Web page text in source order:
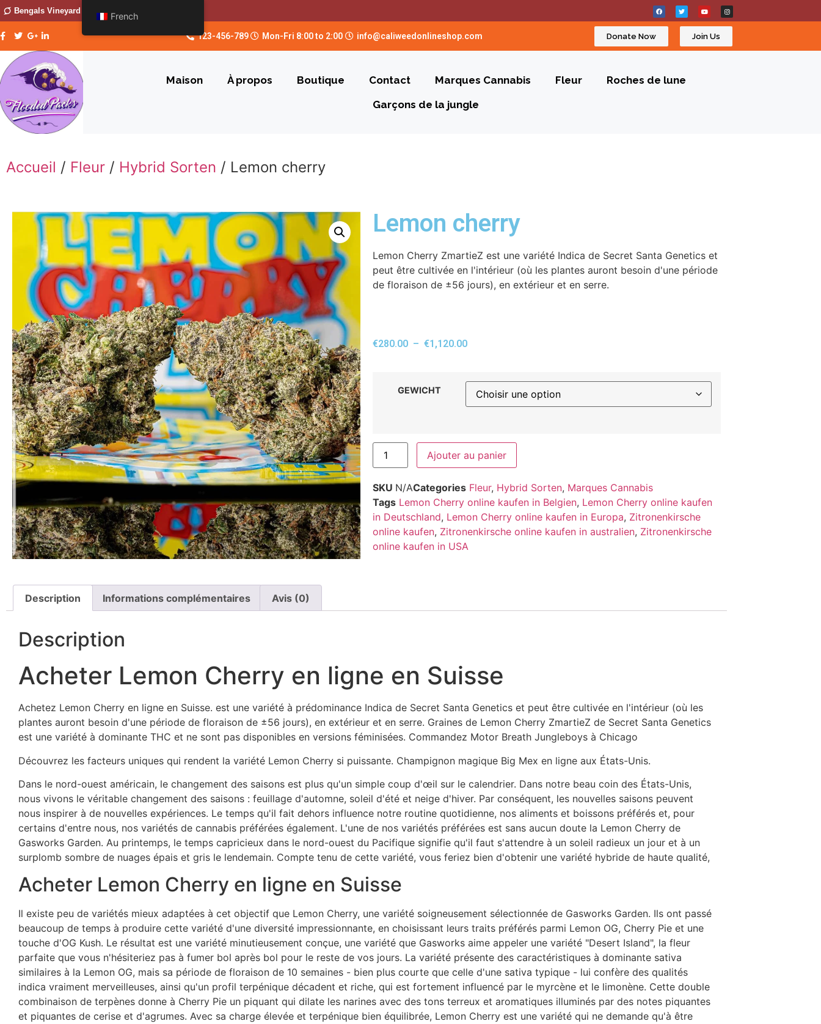
Bengals Vineyard
123-456-789 Mon-Fri 8:00 to 2:00 info@caliweedonlineshop.com Donate Now Join Us
Maison À propos Boutique Contact Marques Cannabis Fleur
Roches de lune
Garçons de la jungle
Accueil / Fleur / Hybrid Sorten / Lemon cherry
Lemon cherry
Lemon Cherry ZmartieZ est une variété Indica de Secret Santa Genetics et
peut être cultivée en l'intérieur (où les plantes auront besoin d'une période
de floraison de ±56 jours), en extérieur et en serre.
€280.00 – €1,120.00
GEWICHT
Ajouter au panier
SKU N/ACategories Fleur, Hybrid Sorten, Marques Cannabis
Tags Lemon Cherry online kaufen in Belgien, Lemon Cherry online kaufen
in Deutschland, Lemon Cherry online kaufen in Europa, Zitronenkirsche
online kaufen, Zitronenkirsche online kaufen in australien, Zitronenkirsche
online kaufen in USA
Description Informations complémentaires Avis (0)
Description
Acheter Lemon Cherry en ligne en Suisse
Achetez Lemon Cherry en ligne en Suisse. est une variété à prédominance Indica de Secret Santa Genetics et peut être cultivée en l'intérieur (où les
plantes auront besoin d'une période de floraison de ±56 jours), en extérieur et en serre. Graines de Lemon Cherry ZmartieZ de Secret Santa Genetics
est une variété à dominante THC et ne sont pas disponibles en versions féminisées. Commandez Motor Breath Jungleboys à Chicago
Découvrez les facteurs uniques qui rendent la variété Lemon Cherry si puissante. Champignon magique Big Mex en ligne aux États-Unis.
Dans le nord-ouest américain, le changement des saisons est plus qu'un simple coup d'œil sur le calendrier. Dans notre beau coin des États-Unis,
nous vivons le véritable changement des saisons : feuillage d'automne, soleil d'été et neige d'hiver. Par conséquent, les nouvelles saisons peuvent
nous inspirer à de nouvelles expériences. Le temps qu'il fait dehors influence notre routine quotidienne, nos aliments et boissons préférés et, pour
certains d'entre nous, nos variétés de cannabis préférées également. L'une de nos variétés préférées est sans aucun doute la Lemon Cherry de
Gasworks Garden. Au printemps, le temps capricieux dans le nord-ouest du Pacifique signifie qu'il faut s'attendre à un soleil radieux un jour et à un
surplomb sombre de nuages ​​​​épais et gris le lendemain. Compte tenu de cette variété, vous feriez bien d'obtenir une variété hybride de haute qualité,
Acheter Lemon Cherry en ligne en Suisse
Il existe peu de variétés mieux adaptées à cet objectif que Lemon Cherry, une variété soigneusement sélectionnée de Gasworks Garden. Ils ont passé
beaucoup de temps à produire cette variété d'une diversité impressionnante, en choisissant leurs traits préférés parmi Lemon OG, Cherry Pie et une
touche d'OG Kush. Le résultat est une variété minutieusement conçue, une variété que Gasworks aime appeler une variété "Desert Island", la fleur
parfaite que vous n'hésiteriez pas à fumer bol après bol pour le reste de vos jours. La variété présente des caractéristiques à dominante sativa
similaires à la Lemon OG, mais sa période de floraison de 10 semaines - bien plus courte que celle d'une sativa typique - lui confère des qualités
indica vraiment merveilleuses, ainsi qu'un profil terpénique décadent et riche, qui est fortement influencé par le myrcène et le limonène. Cette double
combinaison de terpènes donne à Cherry Pie un piquant qui dilate les narines avec des tons terreux et aromatiques illuminés par des notes piquantes
et piquantes de cerise et d'agrumes. Avec sa charge élevée et terpénique bien équilibrée, Lemon Cherry est une variété qui ne demande qu'à être
French